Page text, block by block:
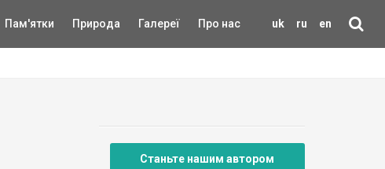
uk ru en
Пам'ятки Природа Галереї Про нас
Станьте нашим автором